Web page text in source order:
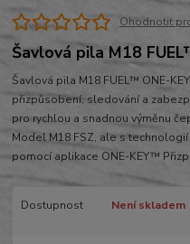
Ohodnotit
Šavlová pila M18
Šavlová pila M18 FUEL™ ONE-
přizpůsobení, sledování a
pro rychlou a snadnou výměnu
Model M18 FSZ, ale s
pomocí aplikace ONE-KEY™
Dostupnost Není skladem